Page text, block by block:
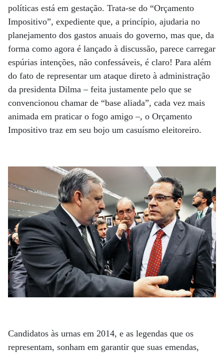
políticas está em gestação. Trata-se do “Orçamento
Impositivo”, expediente que, a princípio, ajudaria no
planejamento dos gastos anuais do governo, mas que, da
forma como agora é lançado à discussão, parece carregar
espúrias intenções, não confessáveis, é claro! Para além
do fato de representar um ataque direto à administração
da presidenta Dilma – feita justamente pelo que se
convencionou chamar de “base aliada”, cada vez mais
animada em praticar o fogo amigo –, o Orçamento
Impositivo traz em seu bojo um casuísmo eleitoreiro.
Candidatos às urnas em 2014, e as legendas que os
representam, sonham em garantir que suas emendas,